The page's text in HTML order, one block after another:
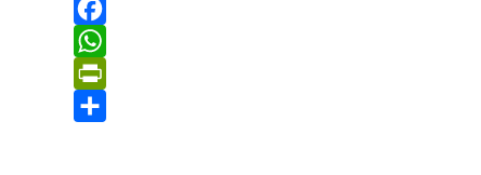
Facebook
WhatsApp
PrintFriendly